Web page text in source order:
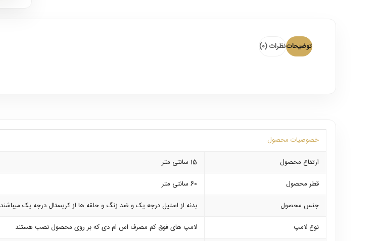
توضیحاتنظرات (0)
خصوصیات محصول
ارتفاع محصول
15 سانتی متر
قطر محصول
60 سانتی متر
جنس محصول
بدنه از استیل درجه یک و ضد زنگ و حلقه ها از کریستال درجه یک میباشند
نوع لامپ
لامپ های فوق کم مصرف اس ام دی که بر روی محصول نصب هستند